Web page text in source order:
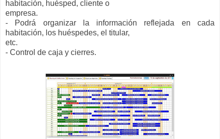
habitación, huésped, cliente o
empresa.
- Podrá organizar la información reflejada en cada
habitación, los huéspedes, el titular,
etc.
- Control de caja y cierres.